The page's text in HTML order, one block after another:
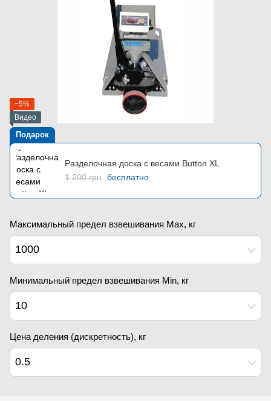
−5%
Видео
Подарок
Разделочная доска с весами Button XL
1 200 грн бесплатно
Максимальный предел взвешивания Мах, кг
1000
Минимальный предел взвешивания Min, кг
10
Цена деления (дискретность), кг
0.5